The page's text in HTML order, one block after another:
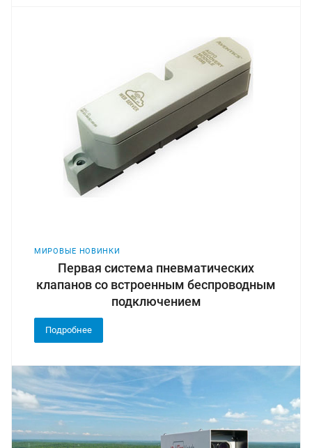
МИРОВЫЕ НОВИНКИ
Первая система пневматических
клапанов со встроенным беспроводным
подключением
Подробнее